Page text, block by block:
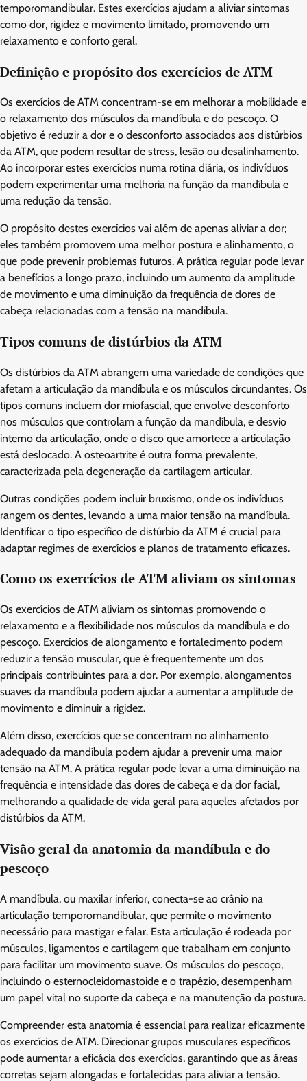
temporomandibular. Estes exercícios ajudam a aliviar sintomas
como dor, rigidez e movimento limitado, promovendo um
relaxamento e conforto geral.
Definição e propósito dos exercícios de ATM
Os exercícios de ATM concentram-se em melhorar a mobilidade e
o relaxamento dos músculos da mandíbula e do pescoço. O
objetivo é reduzir a dor e o desconforto associados aos distúrbios
da ATM, que podem resultar de stress, lesão ou desalinhamento.
Ao incorporar estes exercícios numa rotina diária, os indivíduos
podem experimentar uma melhoria na função da mandíbula e
uma redução da tensão.
O propósito destes exercícios vai além de apenas aliviar a dor;
eles também promovem uma melhor postura e alinhamento, o
que pode prevenir problemas futuros. A prática regular pode levar
a benefícios a longo prazo, incluindo um aumento da amplitude
de movimento e uma diminuição da frequência de dores de
cabeça relacionadas com a tensão na mandíbula.
Tipos comuns de distúrbios da ATM
Os distúrbios da ATM abrangem uma variedade de condições que
afetam a articulação da mandíbula e os músculos circundantes. Os
tipos comuns incluem dor miofascial, que envolve desconforto
nos músculos que controlam a função da mandíbula, e desvio
interno da articulação, onde o disco que amortece a articulação
está deslocado. A osteoartrite é outra forma prevalente,
caracterizada pela degeneração da cartilagem articular.
Outras condições podem incluir bruxismo, onde os indivíduos
rangem os dentes, levando a uma maior tensão na mandíbula.
Identificar o tipo específico de distúrbio da ATM é crucial para
adaptar regimes de exercícios e planos de tratamento eficazes.
Como os exercícios de ATM aliviam os sintomas
Os exercícios de ATM aliviam os sintomas promovendo o
relaxamento e a flexibilidade nos músculos da mandíbula e do
pescoço. Exercícios de alongamento e fortalecimento podem
reduzir a tensão muscular, que é frequentemente um dos
principais contribuintes para a dor. Por exemplo, alongamentos
suaves da mandíbula podem ajudar a aumentar a amplitude de
movimento e diminuir a rigidez.
Além disso, exercícios que se concentram no alinhamento
adequado da mandíbula podem ajudar a prevenir uma maior
tensão na ATM. A prática regular pode levar a uma diminuição na
frequência e intensidade das dores de cabeça e da dor facial,
melhorando a qualidade de vida geral para aqueles afetados por
distúrbios da ATM.
Visão geral da anatomia da mandíbula e do
pescoço
A mandíbula, ou maxilar inferior, conecta-se ao crânio na
articulação temporomandibular, que permite o movimento
necessário para mastigar e falar. Esta articulação é rodeada por
músculos, ligamentos e cartilagem que trabalham em conjunto
para facilitar um movimento suave. Os músculos do pescoço,
incluindo o esternocleidomastoide e o trapézio, desempenham
um papel vital no suporte da cabeça e na manutenção da postura.
Compreender esta anatomia é essencial para realizar eficazmente
os exercícios de ATM. Direcionar grupos musculares específicos
pode aumentar a eficácia dos exercícios, garantindo que as áreas
corretas sejam alongadas e fortalecidas para aliviar a tensão.